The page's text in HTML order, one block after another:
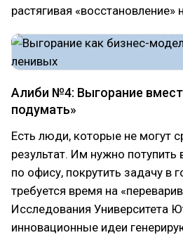
растягивая «восстановление»
Алиби №4: Выгорание
подумать»
Есть люди, которые не могут
результат. Им нужно потупить
по офису, покрутить задачу в
требуется время на
Исследования Университета
инновационные идеи